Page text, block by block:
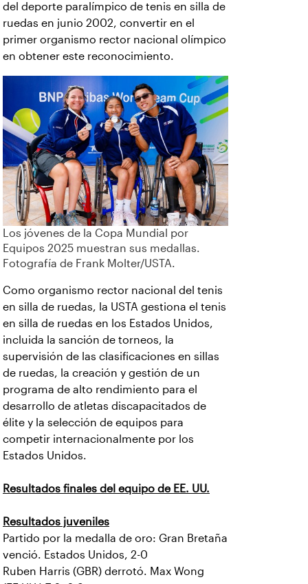
del deporte paralímpico de tenis en silla de
ruedas en junio 2002, convertir en el
primer organismo rector nacional olímpico
en obtener este reconocimiento.
Los jóvenes de la Copa Mundial por
Equipos 2025 muestran sus medallas.
Fotografía de Frank Molter/USTA.
Como organismo rector nacional del tenis
en silla de ruedas, la USTA gestiona el tenis
en silla de ruedas en los Estados Unidos,
incluida la sanción de torneos, la
supervisión de las clasificaciones en sillas
de ruedas, la creación y gestión de un
programa de alto rendimiento para el
desarrollo de atletas discapacitados de
élite y la selección de equipos para
competir internacionalmente por los
Estados Unidos.
Resultados finales del equipo de EE. UU.
Resultados juveniles
Partido por la medalla de oro: Gran Bretaña
venció. Estados Unidos, 2-0
Ruben Harris (GBR) derrotó. Max Wong